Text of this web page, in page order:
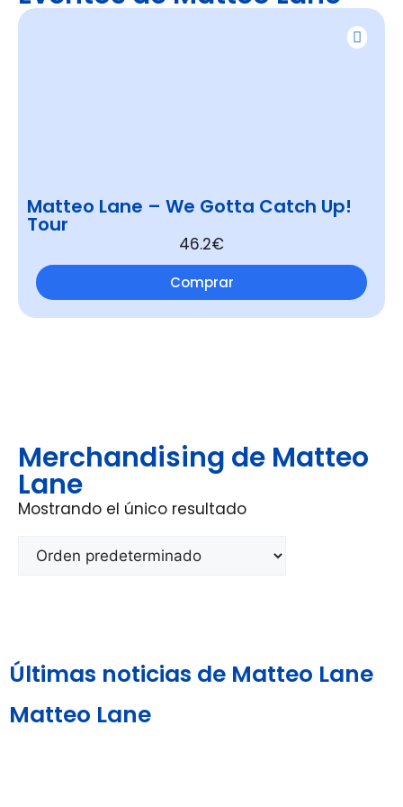
Matteo Lane – We Gotta Catch Up!
Tour
46.2€
Comprar
Merchandising de Matteo
Lane
Mostrando el único resultado
Últimas noticias de Matteo Lane
Matteo Lane